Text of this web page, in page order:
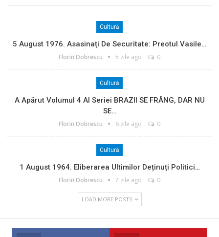
Cultură
5 August 1976. Asasinați De Securitate: Preotul Vasile…
Florin Dobrescu 5 zile ago 0
Cultură
A Apărut Volumul 4 Al Seriei BRAZII SE FRÂNG, DAR NU
SE…
Florin Dobrescu 6 zile ago 0
Cultură
1 August 1964. Eliberarea Ultimilor Deținuți Politici…
Florin Dobrescu 7 zile ago 0
LOAD MORE POSTS